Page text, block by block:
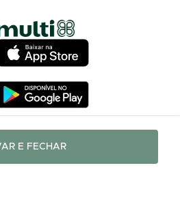
E FECHAR